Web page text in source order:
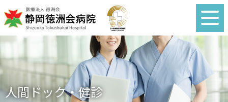
人間ドック・健診